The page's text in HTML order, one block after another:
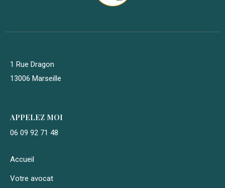
1 Rue Dragon
13006 Marseille
APPELEZ MOI
06 09 92 71 48
Accueil
Votre avocat